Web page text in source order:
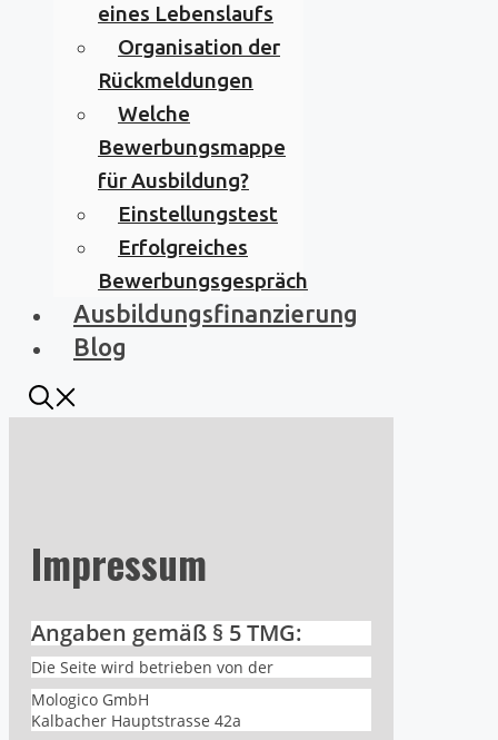
eines Lebenslaufs
Organisation der
Rückmeldungen
Welche
Bewerbungsmappe
für Ausbildung?
Einstellungstest
Erfolgreiches
Bewerbungsgespräch
Ausbildungsfinanzierung
Blog
Impressum
Angaben gemäß § 5 TMG:
Die Seite wird betrieben von der
Mologico GmbH
Kalbacher Hauptstrasse 42a